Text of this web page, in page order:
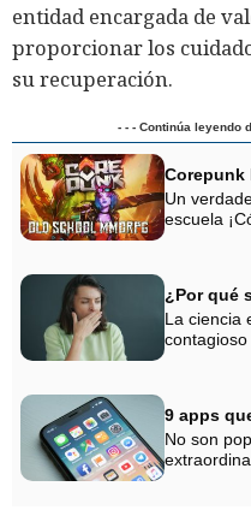
entidad encargada de
proporcionar los
su recuperación.
- - - Continúa leyendo
Corepunk
Un
escuela
¿Por qué
La ciencia
contagioso
9 apps
No son